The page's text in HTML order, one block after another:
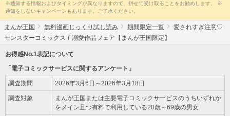
※通知する情報およびタイミングが異なりますので、併せて受け取ることをお勧めします。 ※
通知をしないキャンペーンもあります。ご了承ください。
まんが王国 無料漫画じっくり試し読み 期間限定一覧
愛されすぎ注意♡
モンスターコミックスｆ溺愛作品フェア【まんが王国限定】
お得感No.1表記について
「電子コミックサービスに関するアンケート」
調査期間 2026年3月6日～2026年3月18日
調査対象
まんが王国または主要電子コミックサービスのうちいずれか
をメイン且つ有料で利用している20歳～69歳の男女